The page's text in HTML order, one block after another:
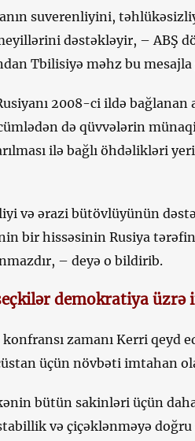
suverenliyini,
dəstəkləyir, – ABŞ
Tbilisiyə məhz bu mesajla
2008-ci ildə bağlanan
də qüvvələrin
ilə bağlı öhdəlikləri
və ərazi bütövlüyünün
bir hissəsinin Rusiya
– deyə o bildirib.
demokratiya üzrə
zamanı Kerri qeyd
üçün növbəti imtahan
bütün sakinləri üçün
və çiçəklənməyə doğru